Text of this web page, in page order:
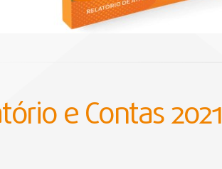
e Contas 2021